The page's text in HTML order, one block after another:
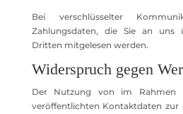
Bei verschlüsselter
Zahlungsdaten, die Sie an uns
Dritten mitgelesen werden.
Widerspruch gegen
Der Nutzung von im Rahmen
veröffentlichten Kontaktdaten zur